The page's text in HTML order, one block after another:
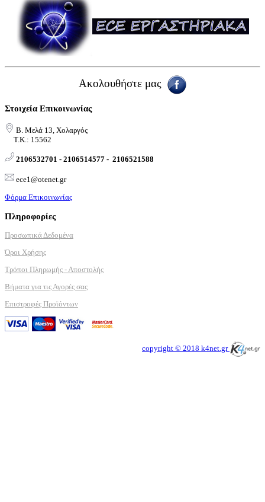
Ακολουθήστε μας
Στοιχεία Επικοινωνίας
Β. Μελά 13, Χολαργός
Τ.Κ.: 15562
2106532701 - 2106514577 - 2106521588
ece1@otenet.gr
Φόρμα Επικοινωνίας
Πληροφορίες
Προσωπικά Δεδομένα
Όροι Χρήσης
Τρόποι Πληρωμής - Αποστολής
Βήματα για τις Αγορές σας
Επιστροφές Προϊόντων
copyright © 2018 k4net.gr